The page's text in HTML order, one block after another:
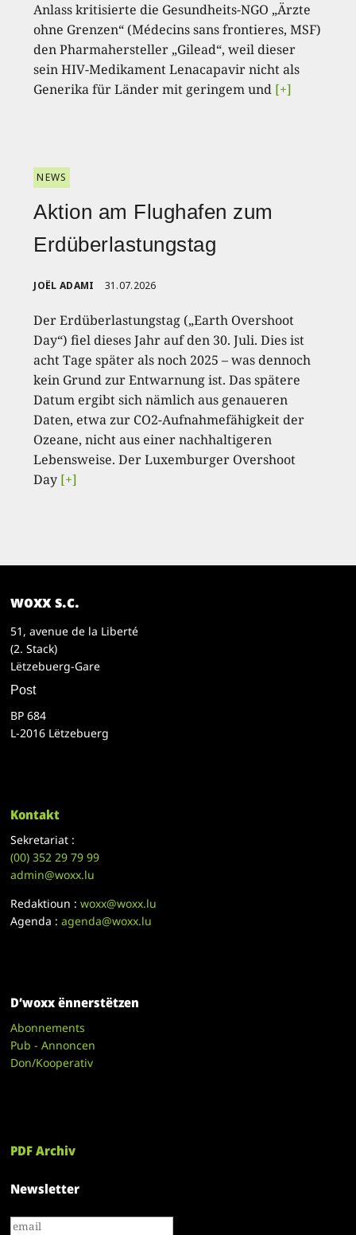
Anlass kritisierte die Gesundheits-NGO „Ärzte
ohne Grenzen“ (Médecins sans frontieres, MSF)
den Pharmahersteller „Gilead“, weil dieser
sein HIV-Medikament Lenacapavir nicht als
Generika für Länder mit geringem und [+]
NEWS
Aktion am Flughafen zum
Erdüberlastungstag
JOËL ADAMI 31.07.2026
Der Erdüberlastungstag („Earth Overshoot
Day“) fiel dieses Jahr auf den 30. Juli. Dies ist
acht Tage später als noch 2025 – was dennoch
kein Grund zur Entwarnung ist. Das spätere
Datum ergibt sich nämlich aus genaueren
Daten, etwa zur CO2-Aufnahmefähigkeit der
Ozeane, nicht aus einer nachhaltigeren
Lebensweise. Der Luxemburger Overshoot
Day [+]
woxx s.c.
51, avenue de la Liberté
(2. Stack)
Lëtzebuerg-Gare
Post
BP 684
L-2016 Lëtzebuerg
Kontakt
Sekretariat :
(00)352 29 79 99
admin@woxx.lu
Redaktioun :woxx@woxx.lu
Agenda :agenda@woxx.lu
D’woxx ënnerstëtzen
Abonnements
Pub - Annoncen
Don/Kooperativ
PDF Archiv
Newsletter